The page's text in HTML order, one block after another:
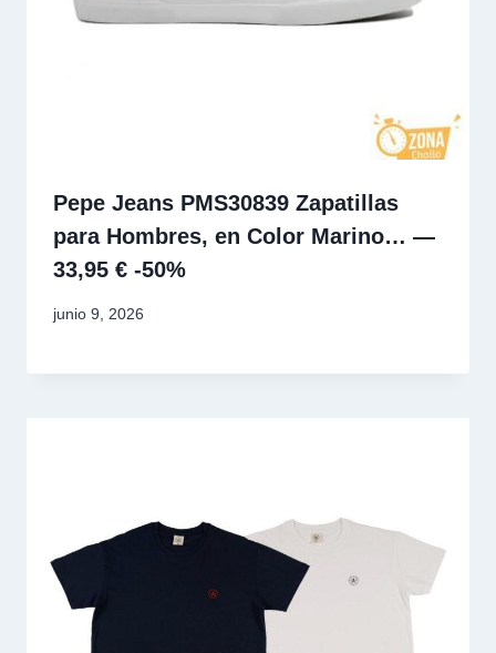
Pepe Jeans PMS30839 Zapatillas
para Hombres, en Color Marino… —
33,95 € -50%
junio 9, 2026